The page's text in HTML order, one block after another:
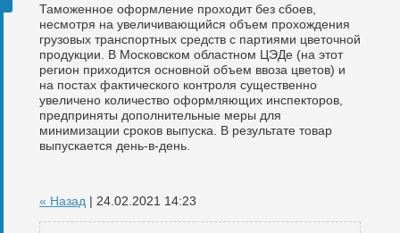
Таможенное оформление проходит без сбоев,
несмотря на увеличивающийся объем прохождения
грузовых транспортных средств с партиями цветочной
продукции. В Московском областном ЦЭДе (на этот
регион приходится основной объем ввоза цветов) и
на постах фактического контроля существенно
увеличено количество оформляющих инспекторов,
предприняты дополнительные меры для
минимизации сроков выпуска. В результате товар
выпускается день-в-день.
« Назад | 24.02.2021 14:23